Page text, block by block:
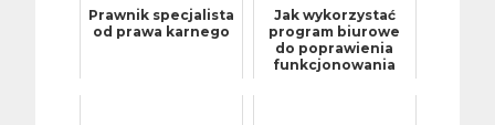
Prawnik specjalista
od prawa karnego
Jak wykorzystać
program biurowe
do poprawienia
funkcjonowania